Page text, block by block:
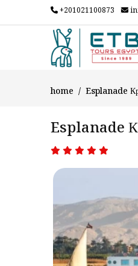
+201021100873
home Esplanade
Esplanade